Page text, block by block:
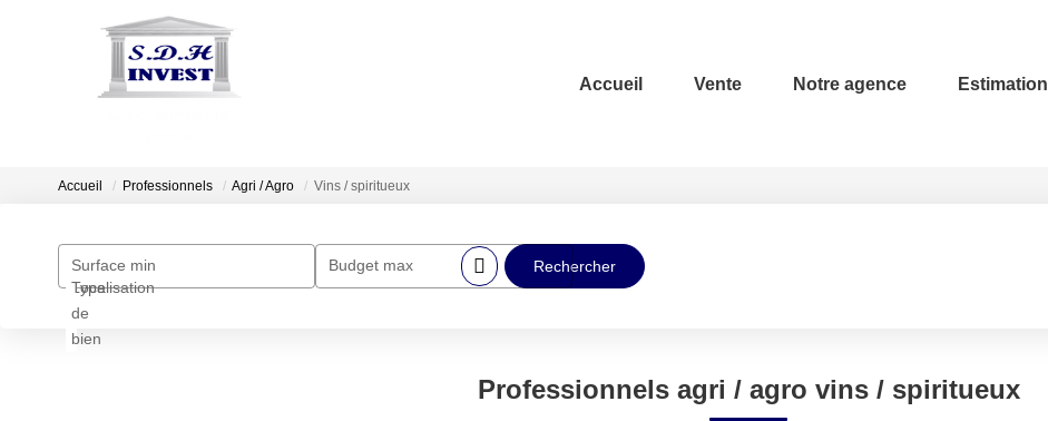
Accueil Vente Notre agence Estimation
Accueil Professionnels Agri / Agro Vins / spiritueux
Localisation
Type
de
bien
Surface min Budget max
Professionnels agri / agro vins / spiritueux